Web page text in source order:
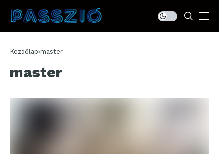
Kezdőlap master
master